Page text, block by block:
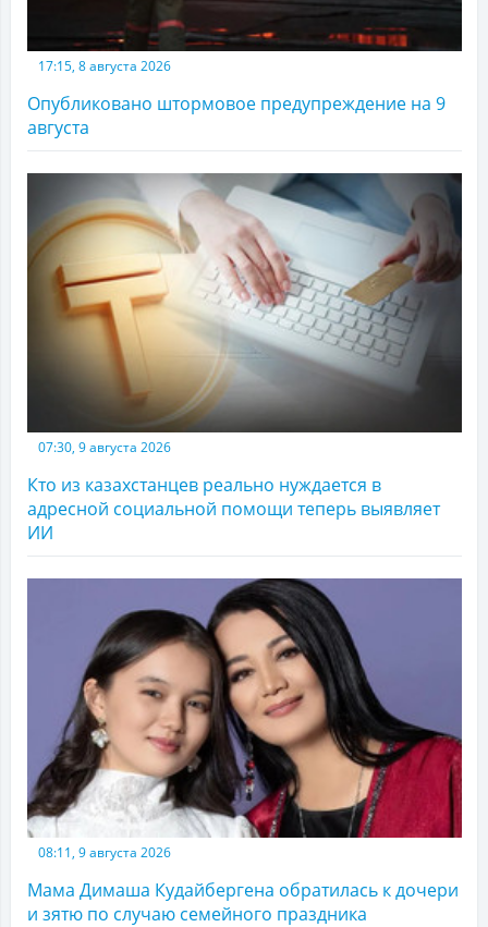
17:15, 8 августа 2026
Опубликовано штормовое предупреждение на 9
августа
07:30, 9 августа 2026
Кто из казахстанцев реально нуждается в
адресной социальной помощи теперь выявляет
ИИ
08:11, 9 августа 2026
Мама Димаша Кудайбергена обратилась к дочери
и зятю по случаю семейного праздника